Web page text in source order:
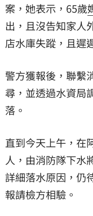
案，她表示，65歲
出，且沒告知家人
店水庫失蹤，且遲
警方獲報後，聯繫
尋，並透過水資局
落。
直到今天上午，在
人，由消防隊下水
詳細落水原因，仍
報請檢方相驗。